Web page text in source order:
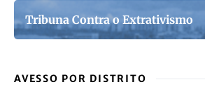
Tribuna Contra o Extrativismo
AVESSO POR DISTRITO